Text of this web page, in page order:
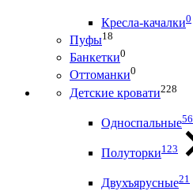
Кресла-качалки0
Пуфы18
Банкетки0
Оттоманки0
Детские кровати228
Односпальные56
Полуторки123
Двухъярусные21